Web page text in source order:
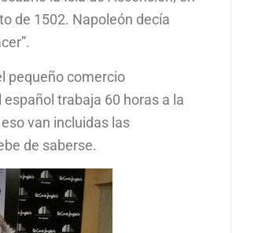
de 1502. Napoleón decía
pequeño comercio
trabaja 60 horas a la
van incluidas las
de saberse.